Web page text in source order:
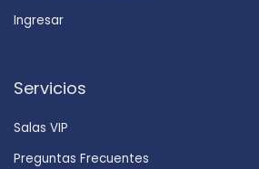
Ingresar
Servicios
Salas VIP
Preguntas Frecuentes